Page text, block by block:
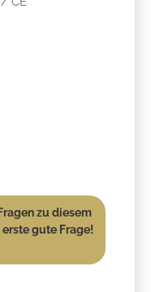
zu diesem
gute Frage!